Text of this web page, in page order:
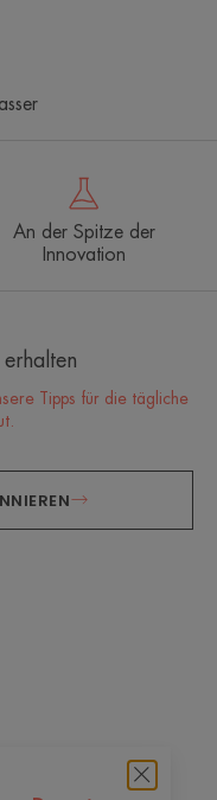
An der Spitze der
Innovation
Tipps für die tägliche